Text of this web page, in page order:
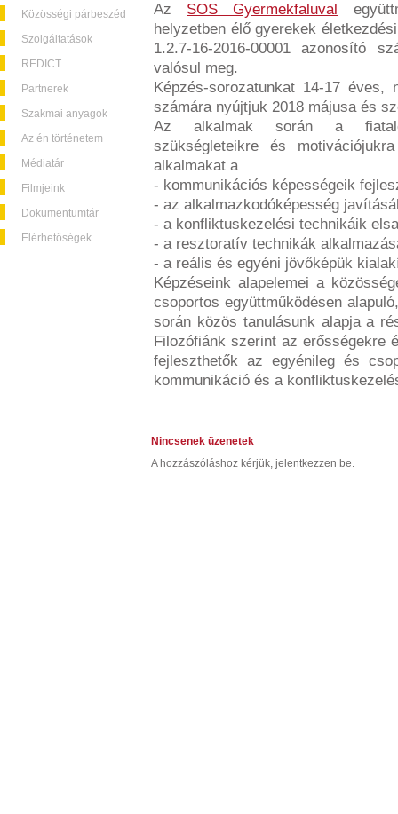
Közösségi párbeszéd
Szolgáltatások
REDICT
Partnerek
Szakmai anyagok
Az én történetem
Médiatár
Filmjeink
Dokumentumtár
Elérhetőségek
Az SOS Gyermekfaluval
helyzetben élő gyerekek
1.2.7-16-2016-00001 azonosító
valósul meg.
Képzés-sorozatunkat 14-17 éves,
számára nyújtjuk 2018 májusa és
Az alkalmak során a
szükségleteikre és
alkalmakat a
- kommunikációs képességeik
- az alkalmazkodóképesség
- a konfliktuskezelési technikáik
- a resztoratív technikák
- a reális és egyéni jövőképük
Képzéseink alapelemei a
csoportos együttműködésen
során közös tanulásunk alapja a
Filozófiánk szerint az erősségekre
fejleszthetők az egyénileg és
kommunikáció és a
Nincsenek üzenetek
A hozzászóláshoz kérjük, jelentkezzen be.